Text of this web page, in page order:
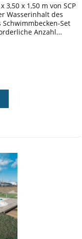
3,50 x 1,50 m von SCP
Wasserinhalt des
Set
Anzahl...